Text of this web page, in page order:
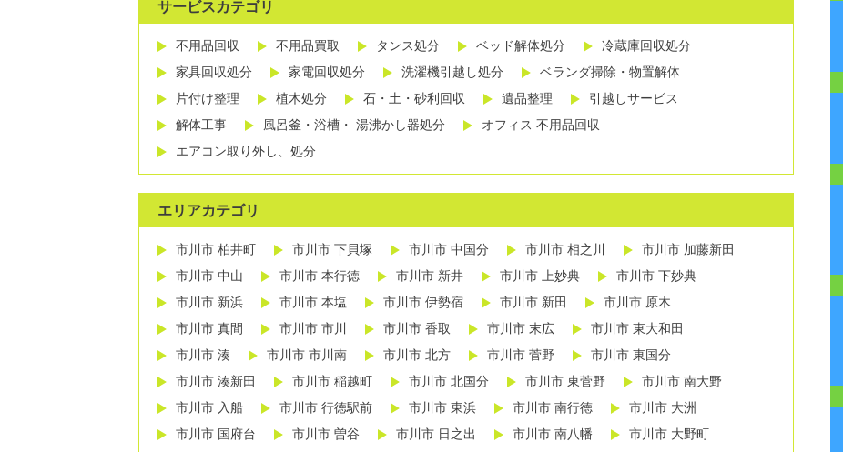
サービスカテゴリ
不用品回収 不用品買取 タンス処分 ベッド解体処分
冷蔵庫回収処分
家具回収処分
家電回収処分 洗濯機引越し処分
ベランダ掃除・物置解体
片付け整理
植木処分 石・土・砂利回収 遺品整理
引越しサービス
解体工事
風呂釜・浴槽・ 湯沸かし器処分
オフィス 不用品回収
エアコン取り外し、処分
エリアカテゴリ
市川市 柏井町 市川市 下貝塚 市川市 中国分 市川市 相之川
市川市 加藤新田
市川市 中山
市川市 本行徳 市川市 新井 市川市 上妙典
市川市 下妙典
市川市 新浜
市川市 本塩 市川市 伊勢宿 市川市 新田
市川市 原木
市川市 真間
市川市 市川 市川市 香取 市川市 末広
市川市 東大和田
市川市 湊
市川市 市川南 市川市 北方 市川市 菅野
市川市 東国分
市川市 湊新田
市川市 稲越町 市川市 北国分 市川市 東菅野
市川市 南大野
市川市 入船
市川市 行徳駅前 市川市 東浜 市川市 南行徳
市川市 大洲
市川市 国府台
市川市 曽谷 市川市 日之出 市川市 南八幡
市川市 大野町